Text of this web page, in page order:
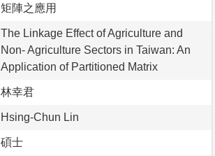
矩陣之應用
The Linkage Effect of Agriculture and
Non- Agriculture Sectors in Taiwan: An
Application of Partitioned Matrix
林幸君
Hsing-Chun Lin
碩士